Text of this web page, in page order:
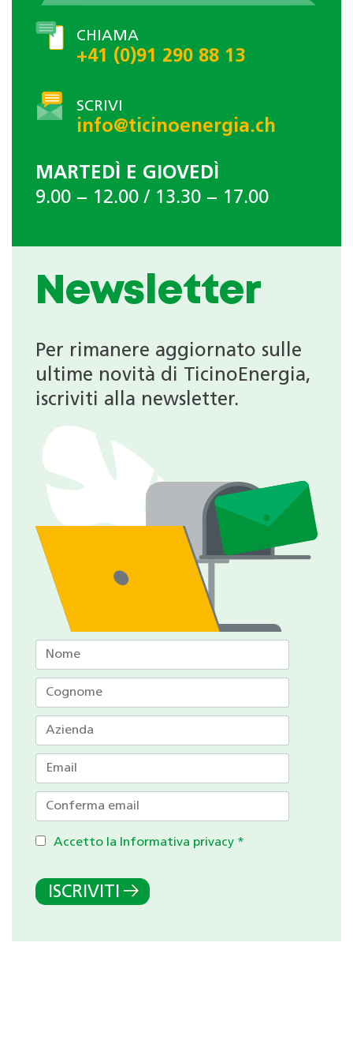
CHIAMA
+41 (0)91 290 88 13
SCRIVI
info@ticinoenergia.ch
MARTEDÌ E GIOVEDÌ
9.00 − 12.00 / 13.30 − 17.00
Newsletter
Per rimanere aggiornato sulle
ultime novità di TicinoEnergia,
iscriviti alla newsletter.
Accetto la Informativa privacy *
ISCRIVITI